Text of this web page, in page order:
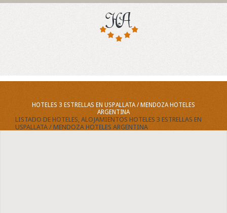
HOTELES 3 ESTRELLAS EN USPALLATA / MENDOZA HOTELES
ARGENTINA
LISTADO DE HOTELES, ALOJAMIENTOS HOTELES 3 ESTRELLAS EN
USPALLATA / MENDOZA HOTELES ARGENTINA